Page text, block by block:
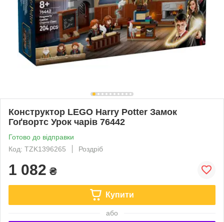
Конструктор LEGO Harry Potter Замок
Гоґвортс Урок чарів 76442
Готово до відправки
Код: TZK1396265
Роздріб
1 082 ₴
Купити
або